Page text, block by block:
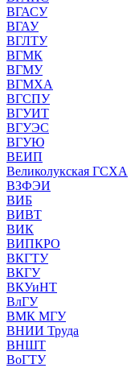
ВГАСУ
ВГАУ
ВГЛТУ
ВГМК
ВГМУ
ВГМХА
ВГСПУ
ВГУИТ
ВГУЭС
ВГУЮ
ВЕИП
Великолукская ГСХА
ВЗФЭИ
ВИБ
ВИВТ
ВИК
ВИПКРО
ВКГТУ
ВКГУ
ВКУиНТ
ВлГУ
ВМК МГУ
ВНИИ Труда
ВНШТ
ВоГТУ